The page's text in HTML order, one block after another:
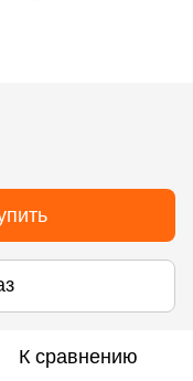
К сравнению